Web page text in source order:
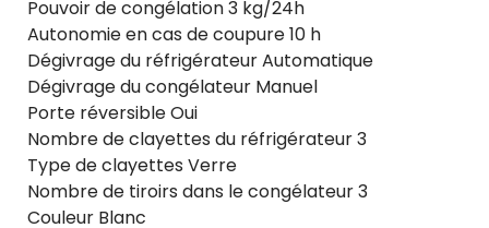
Pouvoir de congélation 3 kg/24h
Autonomie en cas de coupure 10 h
Dégivrage du réfrigérateur Automatique
Dégivrage du congélateur Manuel
Porte réversible Oui
Nombre de clayettes du réfrigérateur 3
Type de clayettes Verre
Nombre de tiroirs dans le congélateur 3
Couleur Blanc